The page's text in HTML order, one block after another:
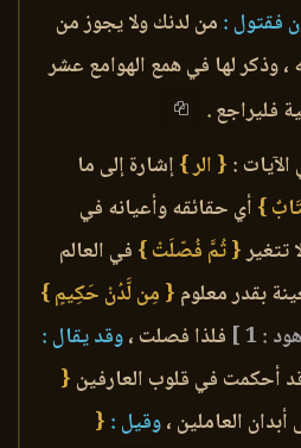
فقتول : من لدنك ولا يجوز من
، وذكر لها في همع الهوامع عشر
فليراجع .
: { الر }إشارة إلى ما
} أي حقائقه وأعيانه في
تتغير{ ثُمَّ فُصّلَتْ } في العالم
بقدر معلوم { مِن لَّدُنْ حَكِيمٍ }
: 1 ] فلذا فصلت ،وقد يقال :
قد أحكمت في قلوب العارفين {
العاملين ،وقيل : {